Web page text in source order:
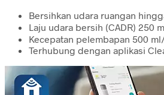
Bersihkan udara ruangan
Laju udara bersih (CADR) 250
Kecepatan pelembapan 500
Terhubung dengan aplikasi